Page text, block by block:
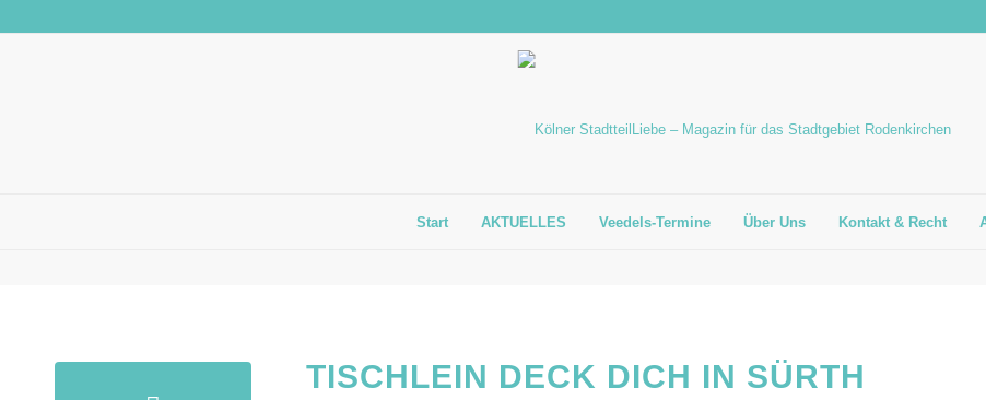
Start AKTUELLES Veedels-Termine Über Uns Kontakt & Recht
TISCHLEIN DECK DICH IN SÜRTH